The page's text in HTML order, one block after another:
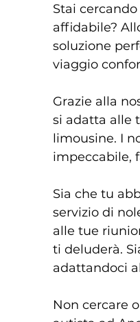
Stai
affidabile?
soluzione
viaggio
Grazie alla
si adatta alle
limousine. I
impeccabile,
Sia che tu
servizio di
alle tue
ti deluderà.
adattandoci
Non cercare